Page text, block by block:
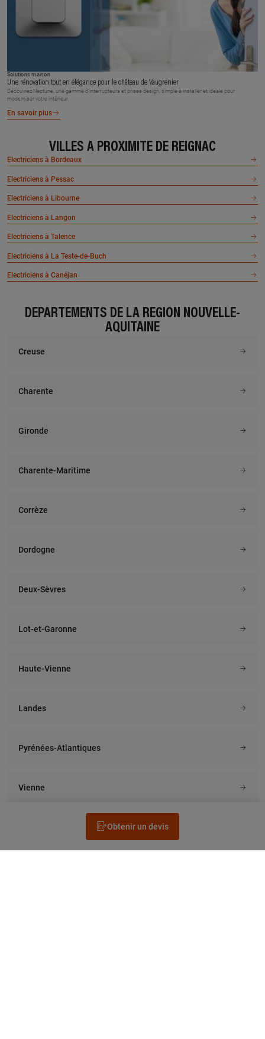
Obtenir un devis
Solutions maison
Une rénovation tout en élégance pour le château de Vaugrenier
Découvrez Neptune, une gamme d’interrupteurs et prises design, simple à installer et idéale pour
moderniser votre intérieur.
En savoir plus
VILLES À PROXIMITÉ DE REIGNAC
Electriciens à Bordeaux
Electriciens à Pessac
Electriciens à Libourne
Electriciens à Langon
Electriciens à Talence
Electriciens à La Teste-de-Buch
Electriciens à Canéjan
DÉPARTEMENTS DE LA RÉGION NOUVELLE-
AQUITAINE
Creuse
Charente
Gironde
Charente-Maritime
Corrèze
Dordogne
Deux-Sèvres
Lot-et-Garonne
Haute-Vienne
Landes
Pyrénées-Atlantiques
Vienne